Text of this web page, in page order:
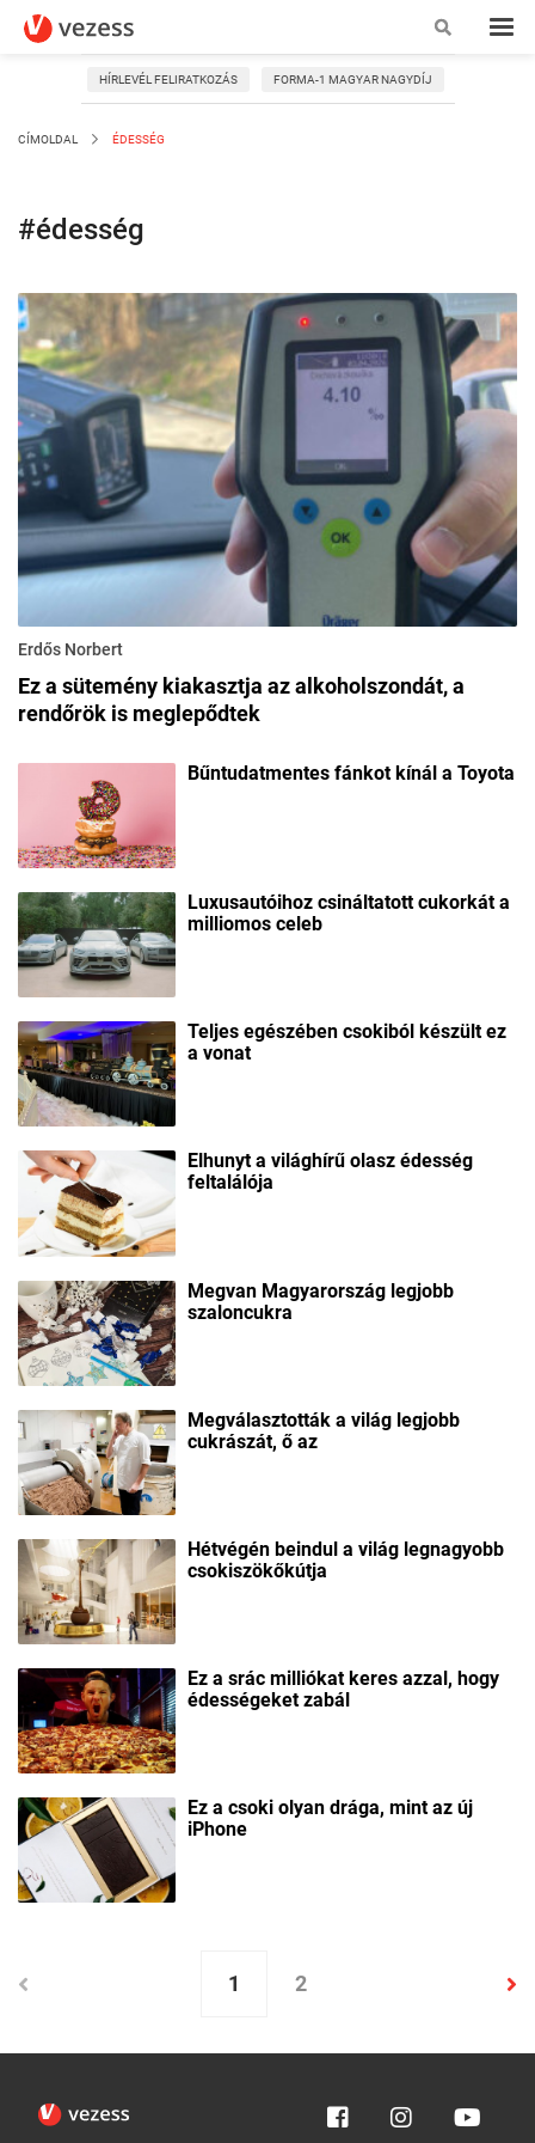
HÍRLEVÉL FELIRATKOZÁS FORMA-1 MAGYAR NAGYDÍJ
CÍMOLDAL ÉDESSÉG
#édesség
Erdős Norbert
Ez a sütemény kiakasztja az alkoholszondát, a
rendőrök is meglepődtek
Bűntudatmentes fánkot kínál a Toyota
Luxusautóihoz csináltatott cukorkát a
milliomos celeb
Teljes egészében csokiból készült ez
a vonat
Elhunyt a világhírű olasz édesség
feltalálója
Megvan Magyarország legjobb
szaloncukra
Megválasztották a világ legjobb
cukrászát, ő az
Hétvégén beindul a világ legnagyobb
csokiszökőkútja
Ez a srác milliókat keres azzal, hogy
édességeket zabál
Ez a csoki olyan drága, mint az új
iPhone
1 2